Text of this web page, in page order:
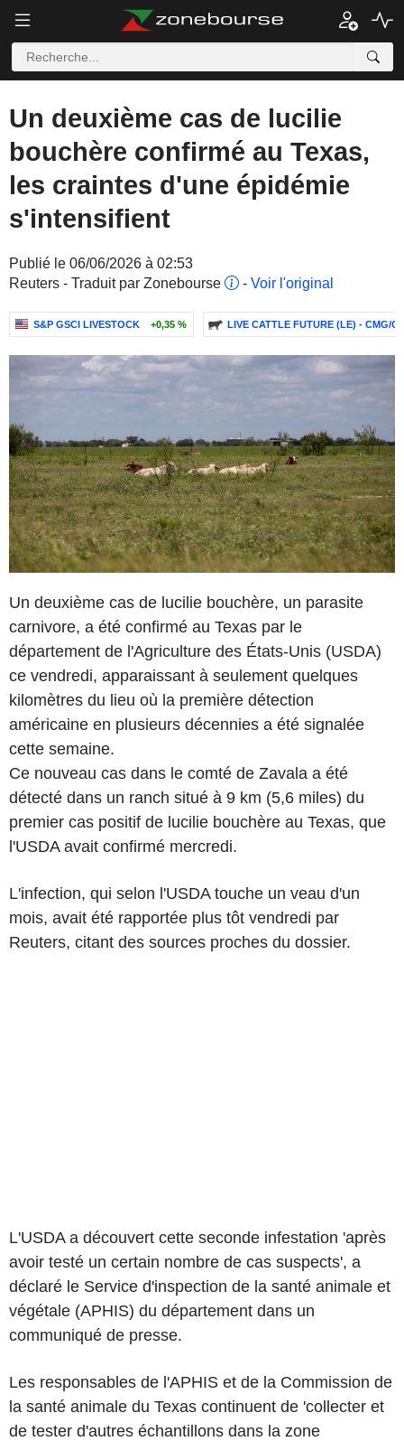
Un deuxième cas de lucilie
bouchère confirmé au Texas,
les craintes d'une épidémie
s'intensifient
Publié le 06/06/2026 à 02:53
Reuters - Traduit par Zonebourse
- Voir l'original
S&P GSCI LIVESTOCK +0,35 % LIVE CATTLE FUTURE (LE) - CMG/C1
Un deuxième cas de lucilie bouchère, un parasite
carnivore, a été confirmé au Texas par le
département de l'Agriculture des États-Unis (USDA)
ce vendredi, apparaissant à seulement quelques
kilomètres du lieu où la première détection
américaine en plusieurs décennies a été signalée
cette semaine.
Ce nouveau cas dans le comté de Zavala a été
détecté dans un ranch situé à 9 km (5,6 miles) du
premier cas positif de lucilie bouchère au Texas, que
l'USDA avait confirmé mercredi.
L'infection, qui selon l'USDA touche un veau d'un
mois, avait été rapportée plus tôt vendredi par
Reuters, citant des sources proches du dossier.
L'USDA a découvert cette seconde infestation 'après
avoir testé un certain nombre de cas suspects', a
déclaré le Service d'inspection de la santé animale et
végétale (APHIS) du département dans un
communiqué de presse.
Les responsables de l'APHIS et de la Commission de
la santé animale du Texas continuent de 'collecter et
de tester d'autres échantillons dans la zone